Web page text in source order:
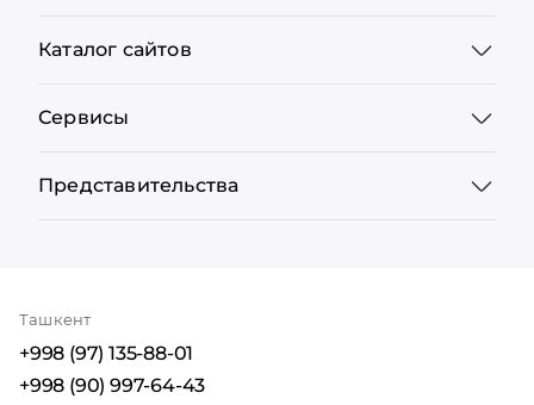
Каталог сайтов
Сервисы
Представительства
Ташкент
+998 (97) 135-88-01
+998 (90) 997-64-43